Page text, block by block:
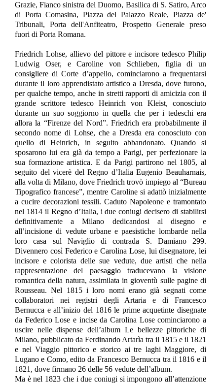
Grazie, Fianco sinistra del Duomo, Basilica di S. Satiro, Arco
di Porta Comasina, Piazza del Palazzo Reale, Piazza de'
Tribunali, Porta dell'Anfiteatro, Prospetto Generale preso
fuori di Porta Romana.
Friedrich Lohse, allievo del pittore e incisore tedesco Philip
Ludwig Oser, e Caroline von Schlieben, figlia di un
consigliere di Corte d’appello, cominciarono a frequentarsi
durante il loro apprendistato artistico a Dresda, dove furono,
per qualche tempo, anche in stretti rapporti di amicizia con il
grande scrittore tedesco Heinrich von Kleist, conosciuto
durante un suo soggiorno in quella che per i tedeschi era
allora la “Firenze del Nord”. Friedrich era probabilmente il
secondo nome di Lohse, che a Dresda era conosciuto con
quello di Heinrich, in seguito abbandonato. Quando si
sposarono lui era già da tempo a Parigi, per perfezionare la
sua formazione artistica. E da Parigi partirono nel 1805, al
seguito del vicerè del Regno d’Italia Eugenio Beauharnais,
alla volta di Milano, dove Friedrich trovò impiego al “Bureau
Tipografico francese”, mentre Caroline si adattò inizialmente
a cucire decorazioni tessili. Caduto Napoleone e tramontato
nel 1814 il Regno d’Italia, i due coniugi decisero di stabilirsi
definitivamente a Milano dedicandosi al disegno e
all’incisione di vedute urbane e paesistiche lombarde nella
loro casa sul Naviglio di contrada S. Damiano 299.
Divennero così Federico e Carolina Lose, lui disegnatore, lei
incisore e colorista delle sue vedute, due artisti che nella
rappresentazione del paesaggio traducevano la visione
romantica della natura, assimilata in gioventù sulle pagine di
Rousseau. Nel 1815 i loro nomi erano già segnati come
collaboratori nei registri degli Artaria e di Francesco
Bernucca e all’inizio del 1816 le prime acquetinte disegnate
da Federico Lose e incise da Carolina Lose cominciarono a
uscire nelle dispense dell’album Le bellezze pittoriche di
Milano, pubblicato da Ferdinando Artarìa tra il 1815 e il 1821
e nel Viaggio pittorico e storico ai tre laghi Maggiore, di
Lugano e Como, edito da Francesco Bernucca tra il 1816 e il
1821, dove firmano 26 delle 56 vedute dell’album.
Ma è nel 1823 che i due coniugi si impongono all’attenzione